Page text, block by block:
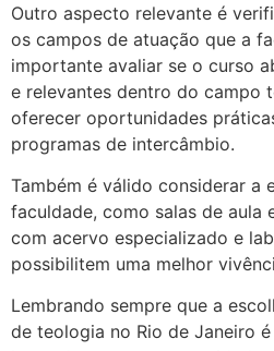
Outro aspecto relevante é
os campos de atuação que a
importante avaliar se o curso
e relevantes dentro do campo
oferecer oportunidades
programas de intercâmbio.
Também é válido considerar a
faculdade, como salas de aula
com acervo especializado e
possibilitem uma melhor
Lembrando sempre que a
de teologia no Rio de Janeiro